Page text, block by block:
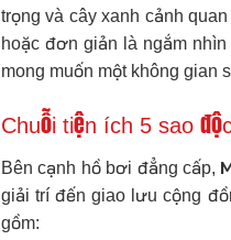
trọng và cây xanh cảnh
hoặc đơn giản là ngắm
mong muốn một không gian
Chuỗi tiện ích 5 sao
Bên cạnh hồ bơi đẳng cấp,
giải trí đến giao lưu cộng
gồm: